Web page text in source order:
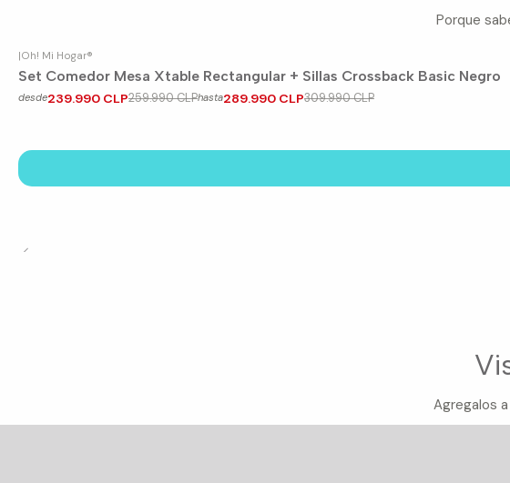
Porque
-8% OFF
|Oh! Mi Hogar®
Set Comedor Mesa Xtable Rectangular + Sillas Crossback Basic Negro
desde239.990 CLP259.990 CLPhasta289.990 CLP309.990 CLP
Agregalos